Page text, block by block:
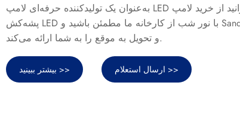
به‌عنوان یک تولیدکننده حرفه‌ای لامپ LED پشه‌کش با نور شب، می‌توانید از خرید لامپ LED
پشه‌کش LED با نور شب از کارخانه ما مطمئن باشید و Sandie بهترین خدمات پس از فروش
و تحویل به موقع را به شما ارائه می‌کند.
بیشتر ببینید >> ارسال استعلام >>